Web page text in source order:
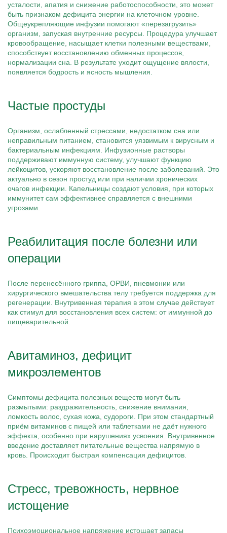
усталости, апатия и снижение работоспособности, это может
быть признаком дефицита энергии на клеточном уровне.
Общеукрепляющие инфузии помогают «перезагрузить»
организм, запуская внутренние ресурсы. Процедура улучшает
кровообращение, насыщает клетки полезными веществами,
способствует восстановлению обменных процессов,
нормализации сна. В результате уходит ощущение вялости,
появляется бодрость и ясность мышления.
Частые простуды
Организм, ослабленный стрессами, недостатком сна или
неправильным питанием, становится уязвимым к вирусным и
бактериальным инфекциям. Инфузионные растворы
поддерживают иммунную систему, улучшают функцию
лейкоцитов, ускоряют восстановление после заболеваний. Это
актуально в сезон простуд или при наличии хронических
очагов инфекции. Капельницы создают условия, при которых
иммунитет сам эффективнее справляется с внешними
угрозами.
Реабилитация после болезни или
операции
После перенесённого гриппа, ОРВИ, пневмонии или
хирургического вмешательства телу требуется поддержка для
регенерации. Внутривенная терапия в этом случае действует
как стимул для восстановления всех систем: от иммунной до
пищеварительной.
Авитаминоз, дефицит
микроэлементов
Симптомы дефицита полезных веществ могут быть
размытыми: раздражительность, снижение внимания,
ломкость волос, сухая кожа, судороги. При этом стандартный
приём витаминов с пищей или таблетками не даёт нужного
эффекта, особенно при нарушениях усвоения. Внутривенное
введение доставляет питательные вещества напрямую в
кровь. Происходит быстрая компенсация дефицитов.
Стресс, тревожность, нервное
истощение
Психоэмоциональное напряжение истощает запасы